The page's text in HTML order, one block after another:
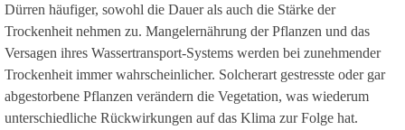
Dürren häufiger, sowohl die Dauer als auch die Stärke der
Trockenheit nehmen zu. Mangelernährung der Pflanzen und das
Versagen ihres Wassertransport-Systems werden bei zunehmender
Trockenheit immer wahrscheinlicher. Solcherart gestresste oder gar
abgestorbene Pflanzen verändern die Vegetation, was wiederum
unterschiedliche Rückwirkungen auf das Klima zur Folge hat.